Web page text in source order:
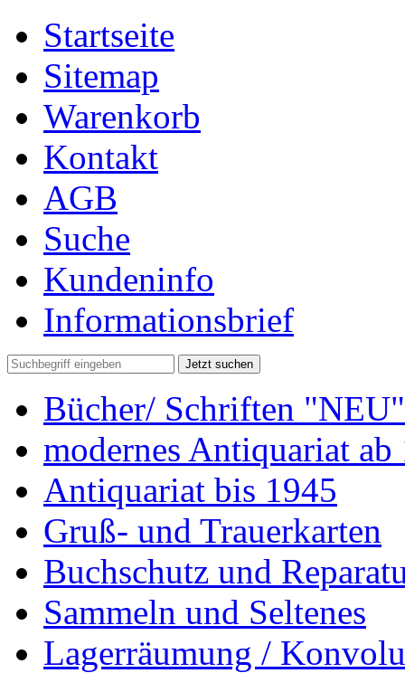
Startseite
Sitemap
Warenkorb
Kontakt
AGB
Suche
Kundeninfo
Informationsbrief
Jetzt suchen
Bücher/ Schriften "NEU"
modernes Antiquariat ab
Antiquariat bis 1945
Gruß- und Trauerkarten
Buchschutz und
Sammeln und Seltenes
Lagerräumung /